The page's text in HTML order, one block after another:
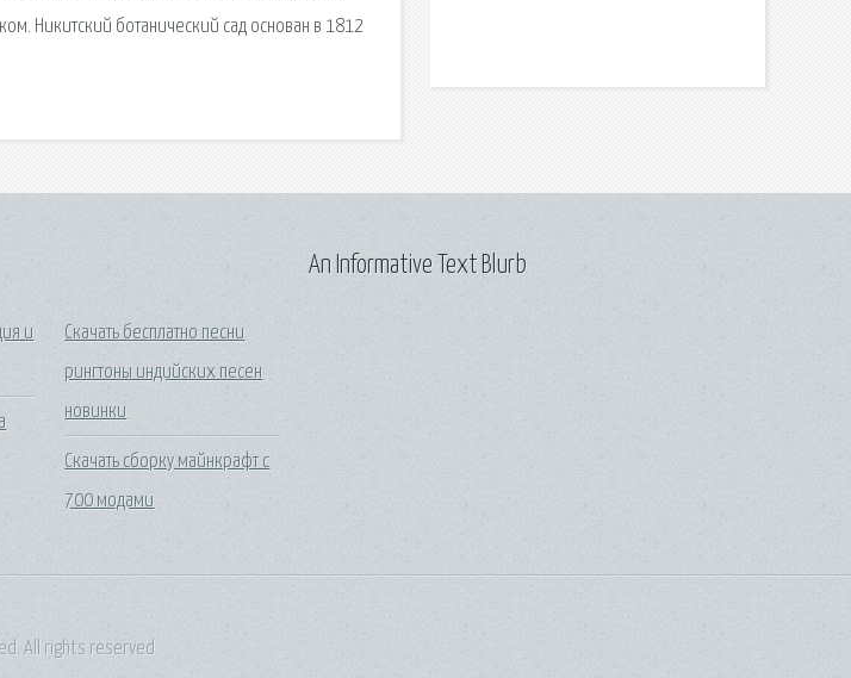
Никитский ботанический сад основан в 1812
и
Скачать бесплатно песни
рингтоны индийских песен
новинки
Скачать сборку майнкрафт с
700 модами
An Informative Text Blurb
All rights reserved.